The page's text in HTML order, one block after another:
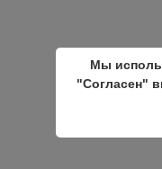
Мы
"Согласен"